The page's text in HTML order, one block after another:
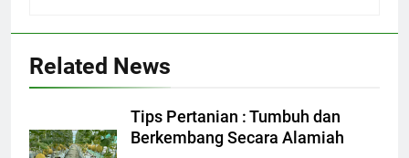
Related News
Tips Pertanian : Tumbuh dan
Berkembang Secara Alamiah